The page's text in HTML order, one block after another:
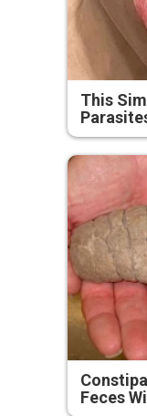
This
Feces